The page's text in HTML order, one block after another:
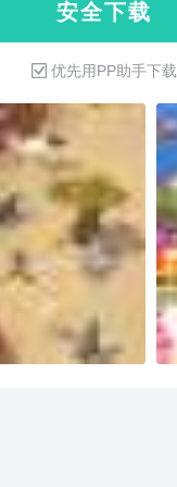
安 全 下 载
优先用PP助手下载